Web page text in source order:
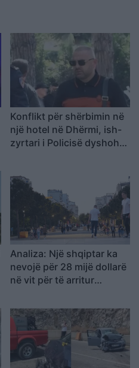
Konflikt për shërbimin në
një hotel në Dhërmi, ish-
zyrtari i Policisë dyshohet
Analiza: Një shqiptar ka
nevojë për 28 mijë dollarë
në vit për të arritur